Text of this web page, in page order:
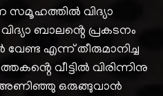
സമൂഹത്തിൽ വിദ്യാ
ബാലൻ്റെ പ്രകടനം
വേണ്ട എന്ന് തീരുമാനിച്ച
വീട്ടിൽ വിരിന്നിനു
ഒരുങ്ങുവാൻ